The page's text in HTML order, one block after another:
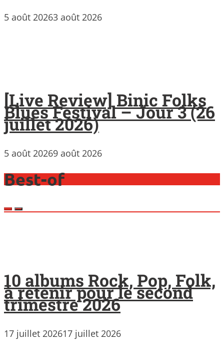
5 août 20263 août 2026
[Live Review] Binic Folks
Blues Festival – Jour 3 (26
juillet 2026)
5 août 20269 août 2026
Best-of
10 albums Rock, Pop, Folk,
à retenir pour le second
trimestre 2026
17 juillet 202617 juillet 2026